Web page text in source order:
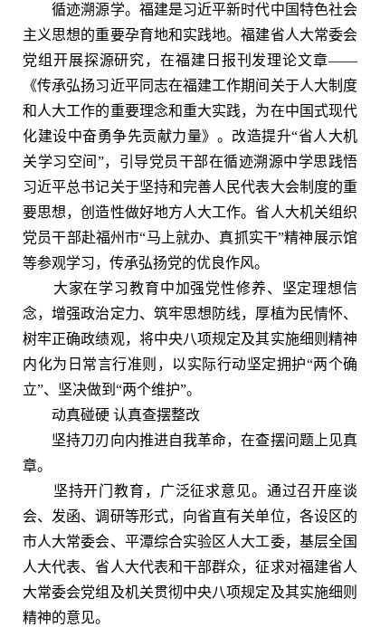
循迹溯源学。福建是习近平新时代中国特色社会
主义思想的重要孕育地和实践地。福建省人大常委会
党组开展探源研究，在福建日报刊发理论文章——
《传承弘扬习近平同志在福建工作期间关于人大制度
和人大工作的重要理念和重大实践，为在中国式现代
化建设中奋勇争先贡献力量》。改造提升“省人大机
关学习空间”，引导党员干部在循迹溯源中学思践悟
习近平总书记关于坚持和完善人民代表大会制度的重
要思想，创造性做好地方人大工作。省人大机关组织
党员干部赴福州市“马上就办、真抓实干”精神展示馆
等参观学习，传承弘扬党的优良作风。
大家在学习教育中加强党性修养、坚定理想信
念，增强政治定力、筑牢思想防线，厚植为民情怀、
树牢正确政绩观，将中央八项规定及其实施细则精神
内化为日常言行准则，以实际行动坚定拥护“两个确
立”、坚决做到“两个维护”。
动真碰硬 认真查摆整改
坚持刀刃向内推进自我革命，在查摆问题上见真
章。
坚持开门教育，广泛征求意见。通过召开座谈
会、发函、调研等形式，向省直有关单位，各设区的
市人大常委会、平潭综合实验区人大工委，基层全国
人大代表、省人大代表和干部群众，征求对福建省人
大常委会党组及机关贯彻中央八项规定及其实施细则
精神的意见。